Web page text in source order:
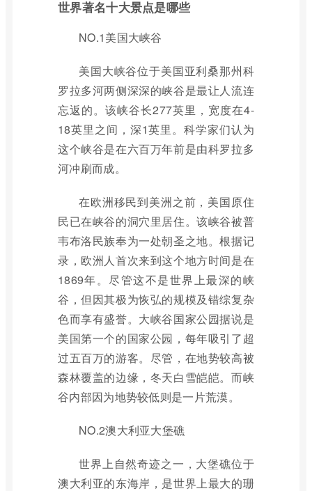
世界著名十大景点是哪些
NO.1美国大峡谷
美国大峡谷位于美国亚利桑那州科
罗拉多河两侧深深的峡谷是最让人流连
忘返的。该峡谷长277英里，宽度在4-
18英里之间，深1英里。科学家们认为
这个峡谷是在六百万年前是由科罗拉多
河冲刷而成。
在欧洲移民到美洲之前，美国原住
民已在峡谷的洞穴里居住。该峡谷被普
韦布洛民族奉为一处朝圣之地。根据记
录，欧洲人首次来到这个地方时间是在
1869年。尽管这不是世界上最深的峡
谷，但因其极为恢弘的规模及错综复杂
色而享有盛誉。大峡谷国家公园据说是
美国第一个的国家公园，每年吸引了超
过五百万的游客。尽管，在地势较高被
森林覆盖的边缘，冬天白雪皑皑。而峡
谷内部因为地势较低则是一片荒漠。
NO.2澳大利亚大堡礁
世界上自然奇迹之一，大堡礁位于
澳大利亚的东海岸，是世界上最大的珊